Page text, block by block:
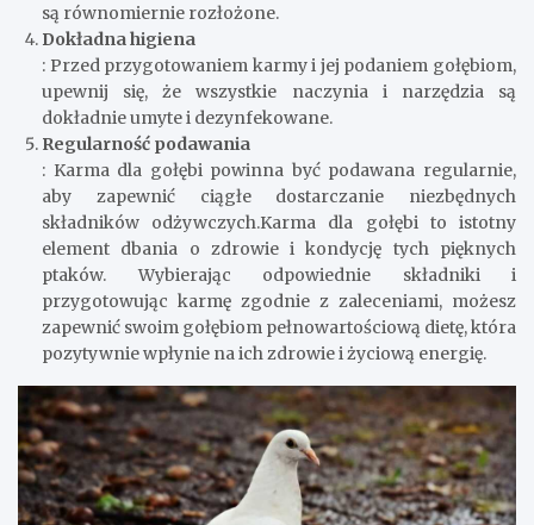
są równomiernie rozłożone.
Dokładna higiena
: Przed przygotowaniem karmy i jej podaniem gołębiom,
upewnij się, że wszystkie naczynia i narzędzia są
dokładnie umyte i dezynfekowane.
Regularność podawania
: Karma dla gołębi powinna być podawana regularnie,
aby zapewnić ciągłe dostarczanie niezbędnych
składników odżywczych.Karma dla gołębi to istotny
element dbania o zdrowie i kondycję tych pięknych
ptaków. Wybierając odpowiednie składniki i
przygotowując karmę zgodnie z zaleceniami, możesz
zapewnić swoim gołębiom pełnowartościową dietę, która
pozytywnie wpłynie na ich zdrowie i życiową energię.